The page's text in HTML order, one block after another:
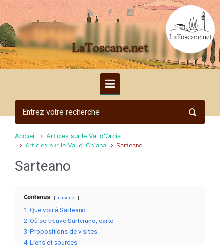
Skip to main content
LaToscane.net
Accueil
Articles sur le Val d'Orcia
Articles sur le Val di Chiana
Sarteano
Sarteano
Contenus masquer
1 Que voir à Sarteano
2 Où se trouve Sarterano, carte
3 Propositions de visites
4 Liens et sources